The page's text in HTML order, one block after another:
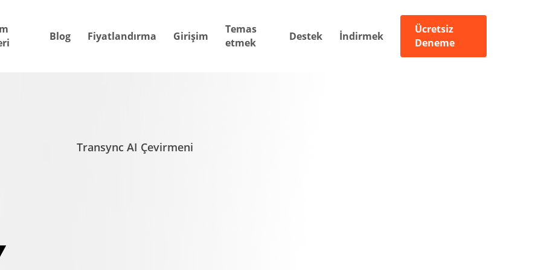
Blog Fiyatlandırma Girişim
Temas
etmek
Destek İndirmek
Ücretsiz
Deneme
Transync AI Çevirmeni